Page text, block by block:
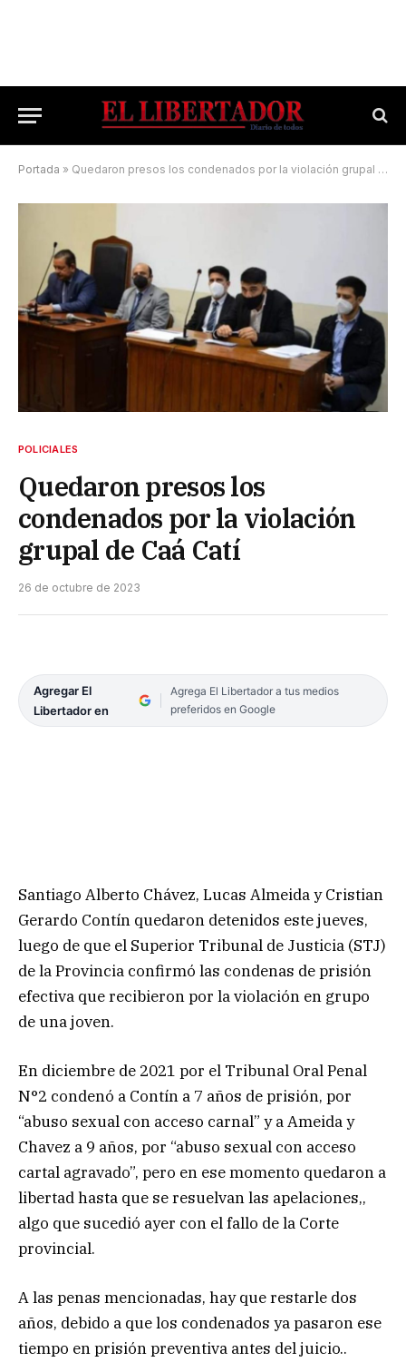
Portada » Quedaron presos los condenados por la violación grupal de Caá Catí
POLICIALES
Quedaron presos los
condenados por la violación
grupal de Caá Catí
26 de octubre de 2023
Agregar El
Libertador en
Agrega El Libertador a tus medios
preferidos en Google
Santiago Alberto Chávez, Lucas Almeida y Cristian
Gerardo Contín quedaron detenidos este jueves,
luego de que el Superior Tribunal de Justicia (STJ)
de la Provincia confirmó las condenas de prisión
efectiva que recibieron por la violación en grupo
de una joven.
En diciembre de 2021 por el Tribunal Oral Penal
N°2 condenó a Contín a 7 años de prisión, por
“abuso sexual con acceso carnal” y a Ameida y
Chavez a 9 años, por “abuso sexual con acceso
cartal agravado”, pero en ese momento quedaron a
libertad hasta que se resuelvan las apelaciones,,
algo que sucedió ayer con el fallo de la Corte
provincial.
A las penas mencionadas, hay que restarle dos
años, debido a que los condenados ya pasaron ese
tiempo en prisión preventiva antes del juicio..